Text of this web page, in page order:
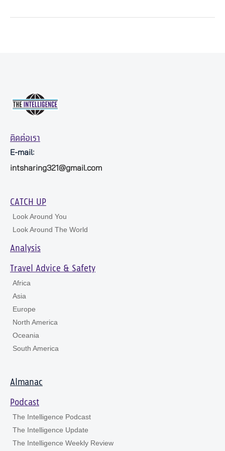
ติดต่อเรา
E-mail:
intsharing321@gmail.com
CATCH UP
Look Around You
Look Around The World
Analysis
Travel Advice & Safety
Africa
Asia
Europe
North America
Oceania
South America
Almanac
Podcast
The Intelligence Podcast
The Intelligence Update
The Intelligence Weekly Review